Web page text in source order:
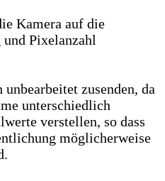
Kamera auf die
Pixelanzahl
zusenden, da
unterschiedlich
verstellen, so dass
möglicherweise